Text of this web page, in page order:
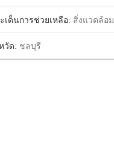
เด็นการช่วยเหลือ: สิ่งแวดล้อม
วัด: ชลบุรี